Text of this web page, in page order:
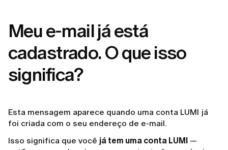
Meu e-mail já está
cadastrado. O que isso
significa?
Esta mensagem aparece quando uma conta LUMI já
foi criada com o seu endereço de e-mail.
Isso significa que você já tem uma conta LUMI —